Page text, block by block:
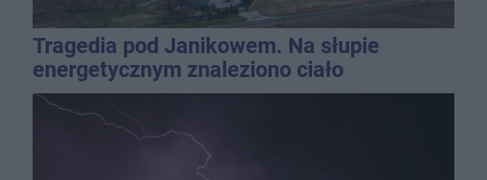
Tragedia pod Janikowem. Na słupie
energetycznym znaleziono ciało
mężczyzny